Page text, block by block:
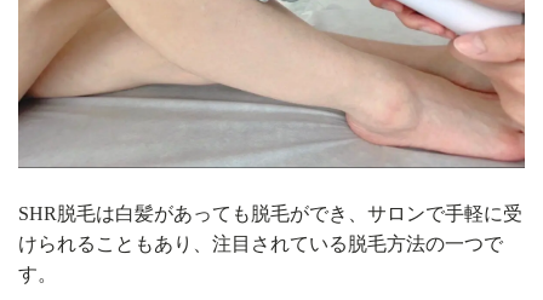
SHR脱毛は白髪があっても脱毛ができ、サロンで手軽に受
けられることもあり、注目されている脱毛方法の一つで
す。